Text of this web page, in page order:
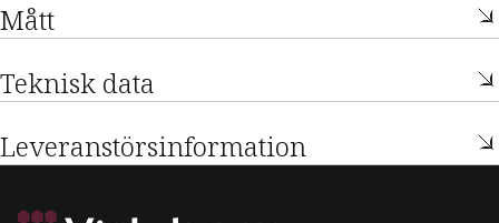
Mått
Teknisk data
Leveranstörsinformation